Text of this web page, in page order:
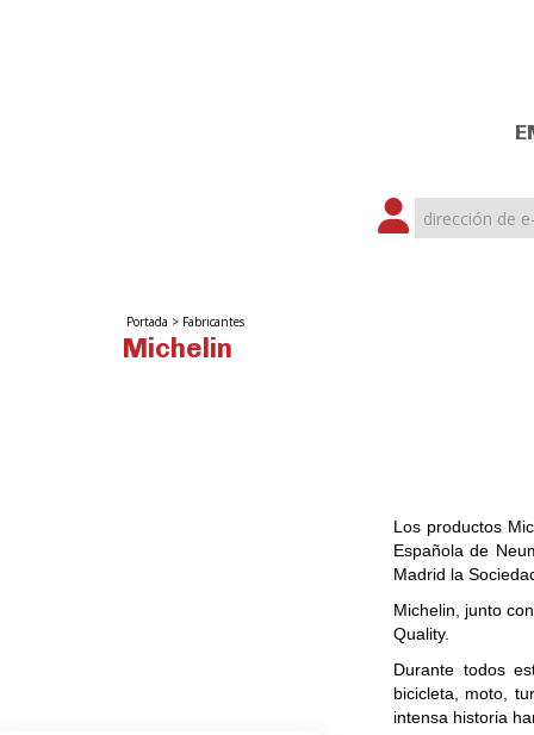
Portada > Fabricantes
Michelin
Los productos
Española de
Madrid la
Michelin, junto
Quality.
Durante todos
bicicleta, moto,
intensa historia